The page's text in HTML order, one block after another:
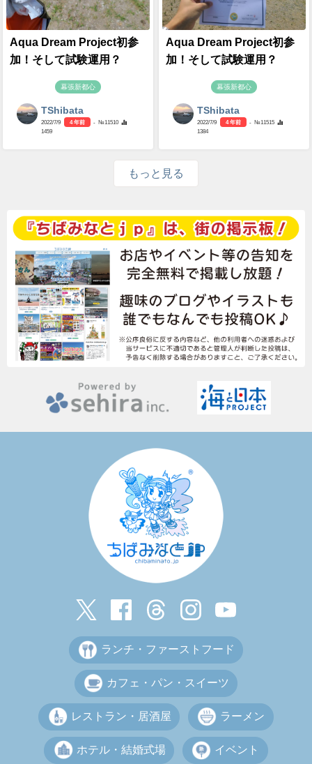
Aqua Dream Project初参
加！そして試験運用？
幕張新都心
TShibata
2022/7/9 4 年前
- №11510
1459
Aqua Dream Project初参
加！そして試験運用？
幕張新都心
TShibata
2022/7/9 4 年前
- №11515
1384
もっと見る
ランチ・ファーストフード
カフェ・パン・スイーツ
レストラン・居酒屋 ラーメン
ホテル・結婚式場 イベント